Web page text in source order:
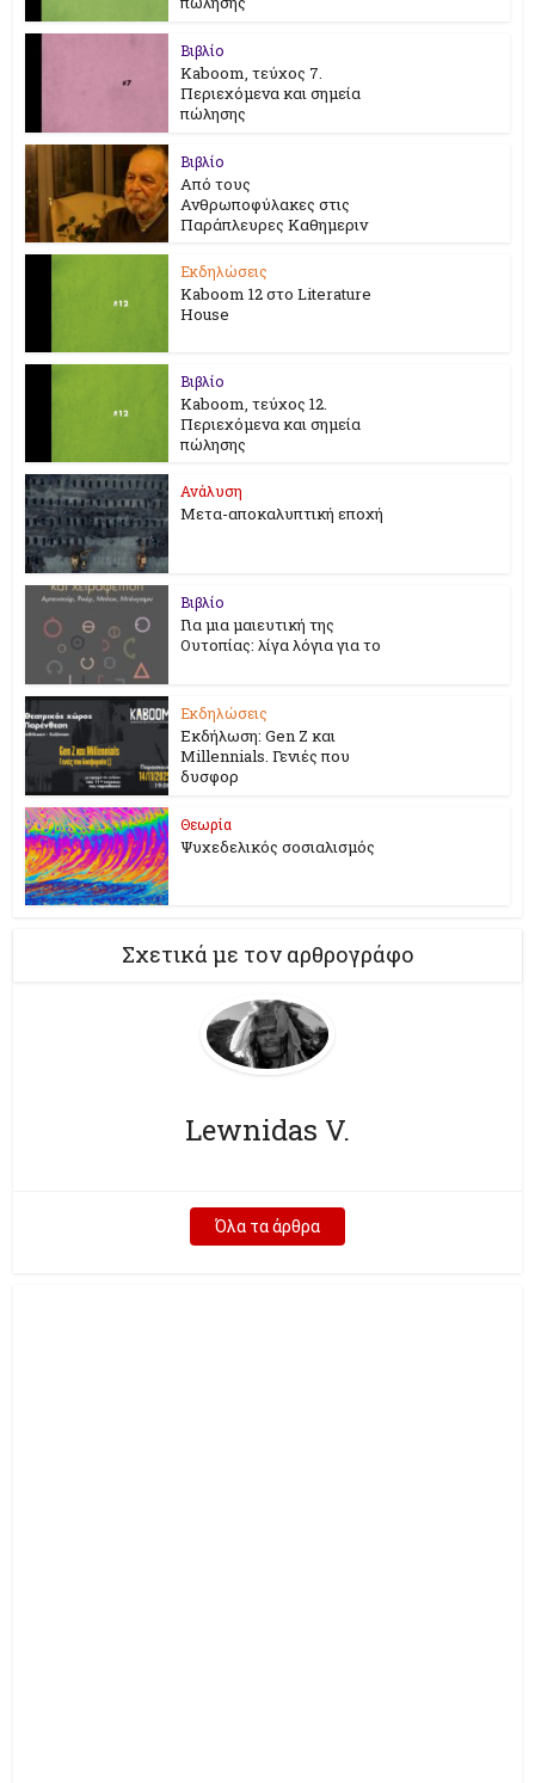
Βιβλίο
Kaboom, τεύχος 7.
Περιεχόμενα και σημεία
πώλησης
Βιβλίο
Από τους
Ανθρωποφύλακες στις
Παράπλευρες Καθημεριν
Εκδηλώσεις
Kaboom 12 στο Literature
House
Βιβλίο
Kaboom, τεύχος 12.
Περιεχόμενα και σημεία
πώλησης
Ανάλυση
Μετα-αποκαλυπτική εποχή
Βιβλίο
Για μια μαιευτική της
Ουτοπίας: λίγα λόγια για το
Εκδηλώσεις
Εκδήλωση: Gen Z και
Millennials. Γενιές που
δυσφορ
Θεωρία
Ψυχεδελικός σοσιαλισμός
Σχετικά με τον αρθρογράφο
Lewnidas V.
Όλα τα άρθρα